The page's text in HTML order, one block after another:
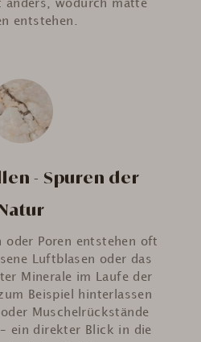
anders, wodurch matte
entstehen.
- Spuren der
oder Poren entstehen oft
Luftblasen oder das
Minerale im Laufe der
Beispiel hinterlassen
Muschelrückstände
ein direkter Blick in die